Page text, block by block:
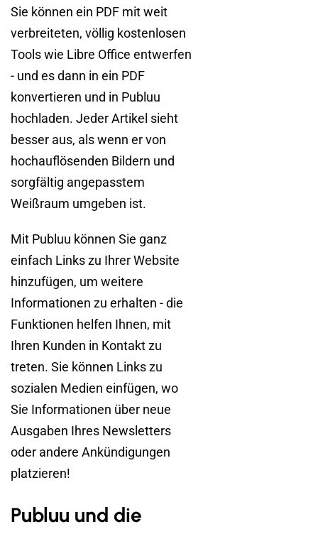
Sie können ein PDF mit weit
verbreiteten, völlig kostenlosen
Tools wie Libre Office entwerfen
- und es dann in ein PDF
konvertieren und in Publuu
hochladen. Jeder Artikel sieht
besser aus, als wenn er von
hochauflösenden Bildern und
sorgfältig angepasstem
Weißraum umgeben ist.
Mit Publuu können Sie ganz
einfach Links zu Ihrer Website
hinzufügen, um weitere
Informationen zu erhalten - die
Funktionen helfen Ihnen, mit
Ihren Kunden in Kontakt zu
treten. Sie können Links zu
sozialen Medien einfügen, wo
Sie Informationen über neue
Ausgaben Ihres Newsletters
oder andere Ankündigungen
platzieren!
Publuu und die